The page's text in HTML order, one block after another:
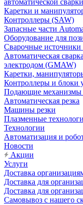
автоматической
Каретки и
Контроллеры (SAW)
Запасные части
Оборудование для
Сварочные источники
Автоматическая
электродом (GMAW)
Каретки,
Контроллеры и блоки
Подающие механизмы
Автоматическая резка
Машины резки
Плазменные
Технологии
Автоматизация и
Новости
Акции
Услуги
Доставка
Доставка для
Доставка для
Самовывоз с нашего